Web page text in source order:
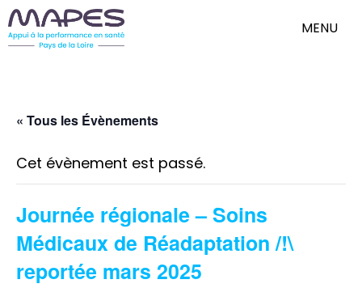
MENU
« Tous les Évènements
Cet évènement est passé.
Journée régionale – Soins
Médicaux de Réadaptation /!\
reportée mars 2025